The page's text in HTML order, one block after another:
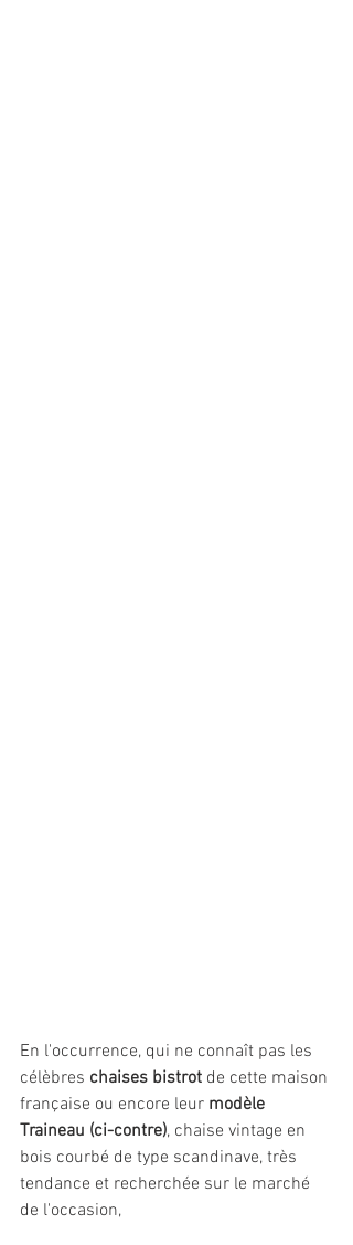
En l'occurrence, qui ne connaît pas les
célèbres chaises bistrot de cette maison
française ou encore leur modèle
Traineau (ci-contre), chaise vintage en
bois courbé de type scandinave, très
tendance et recherchée sur le marché
de l'occasion,